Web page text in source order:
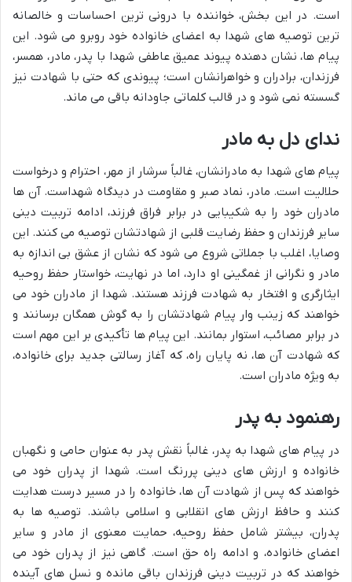
است. در این بخش، خواننده با درونی ترین احساسات و خالصانه
ترین توصیه های شهدا به اعضای خانواده خود روبرو می شود. این
پیام ها، نشان دهنده پیوند عمیق عاطفی شهدا با پدر، مادر، همسر،
فرزندان، برادران و خواهرانشان است؛ پیوندی که حتی با شهادت نیز
گسسته نمی شود و در قالب کلماتی جاودانه باقی می ماند.
ندای دل به مادر
پیام های شهدا به مادرانشان، غالباً سرشار از مهر، احترام و درخواست
حلالیت است. مادر، نماد صبر و مقاومت در دیدگاه شهداست. آن ها
مادران خود را به شکیبایی در برابر فراق فرزند، ادامه تربیت دینی
سایر فرزندان و حفظ رضایت قلبی از شهادتشان توصیه می کنند. این
وصایا، اغلب با جملاتی شروع می شود که نشان از عشق بی اندازه به
مادر و نگرانی از غمگینی او دارد، اما در نهایت، خواستار حفظ روحیه
ایثارگری و افتخار به شهادت فرزند هستند. شهدا از مادران خود می
خواهند که زینب وار پیام شهادتشان را به گوش همگان برسانند و
در برابر مصائب، استوار بمانند. این پیام ها تأکیدی بر این مهم است
که شهادت آن ها، نه پایان راه، که آغاز رسالتی جدید برای خانواده،
به ویژه مادران است.
رهنمود به پدر
در پیام های شهدا به پدر، غالباً نقش پدر به عنوان حامی و نگهبان
خانواده و ارزش های دینی پررنگ است. شهدا از پدران خود می
خواهند که پس از شهادت آن ها، خانواده را در مسیر درست هدایت
کنند و حافظ ارزش های انقلابی و اسلامی باشند. توصیه ها به
پدران، بیشتر شامل حفظ روحیه، حمایت معنوی از مادر و سایر
اعضای خانواده، و ادامه راه حق است. گاهی نیز از پدران خود می
خواهند که در تربیت دینی فرزندان باقی مانده و نسل های آینده